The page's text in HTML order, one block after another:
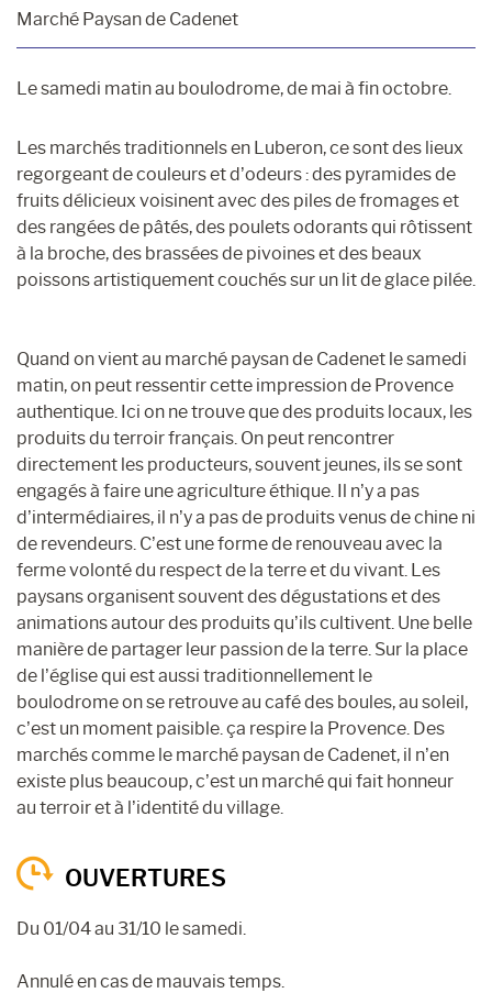
Marché Paysan de Cadenet
Le samedi matin au boulodrome, de mai à fin octobre.
Les marchés traditionnels en Luberon, ce sont des lieux
regorgeant de couleurs et d’odeurs : des pyramides de
fruits délicieux voisinent avec des piles de fromages et
des rangées de pâtés, des poulets odorants qui rôtissent
à la broche, des brassées de pivoines et des beaux
poissons artistiquement couchés sur un lit de glace pilée.
Quand on vient au marché paysan de Cadenet le samedi
matin, on peut ressentir cette impression de Provence
authentique. Ici on ne trouve que des produits locaux, les
produits du terroir français. On peut rencontrer
directement les producteurs, souvent jeunes, ils se sont
engagés à faire une agriculture éthique. Il n’y a pas
d’intermédiaires, il n’y a pas de produits venus de chine ni
de revendeurs. C’est une forme de renouveau avec la
ferme volonté du respect de la terre et du vivant. Les
paysans organisent souvent des dégustations et des
animations autour des produits qu’ils cultivent. Une belle
manière de partager leur passion de la terre. Sur la place
de l’église qui est aussi traditionnellement le
boulodrome on se retrouve au café des boules, au soleil,
c’est un moment paisible. ça respire la Provence. Des
marchés comme le marché paysan de Cadenet, il n’en
existe plus beaucoup, c’est un marché qui fait honneur
au terroir et à l’identité du village.
OUVERTURES
Du 01/04 au 31/10 le samedi.
Annulé en cas de mauvais temps.